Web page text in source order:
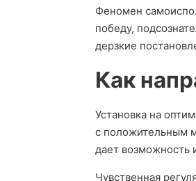
Феномен
победу,
дерзкие
Как
Установка на
с положительным
дает возможность
Чувственная